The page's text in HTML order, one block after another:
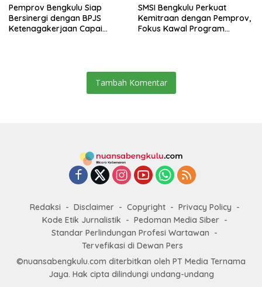
Pemprov Bengkulu Siap
Bersinergi dengan BPJS
Ketenagakerjaan Capai
SMSI Bengkulu Perkuat
Kemitraan dengan Pemprov,
Fokus Kawal Program
Tambah Komentar
Redaksi Disclaimer Copyright
Privacy Policy
Kode Etik Jurnalistik
Pedoman Media Siber
Standar Perlindungan Profesi Wartawan
Tervefikasi di Dewan Pers
©nuansabengkulu.com diterbitkan oleh PT Media Ternama
Jaya. Hak cipta dilindungi undang-undang